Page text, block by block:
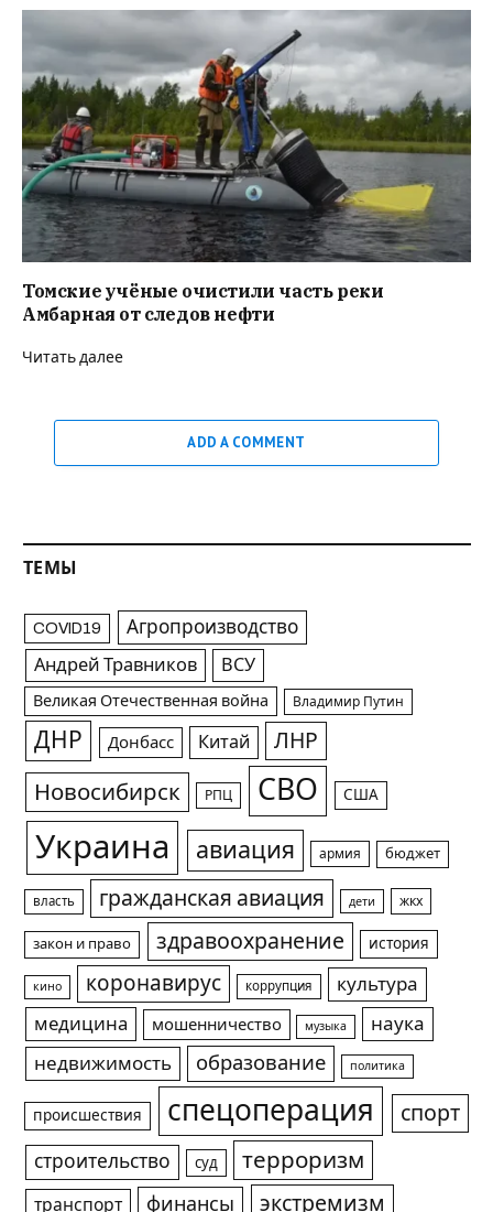
Томские учёные очистили часть реки
Амбарная от следов нефти
Читать далее
ADD A COMMENT
ТЕМЫ
COVID19 Агропроизводство
Андрей Травников ВСУ
Великая Отечественная война Владимир Путин
ДНР Донбасс Китай ЛНР
Новосибирск РПЦ СВО США
Украина авиация армия бюджет
власть гражданская авиация дети жкх
закон и право здравоохранение история
кино коронавирус коррупция
культура
медицина
мошенничество музыка
наука
недвижимость
образование политика
происшествия спецоперация спорт
строительство суд терроризм
транспорт финансы экстремизм